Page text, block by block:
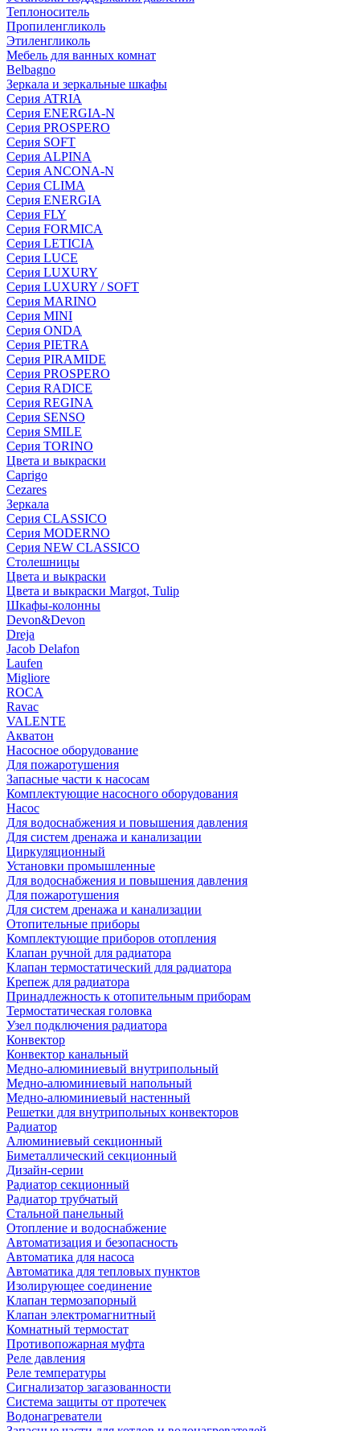
Теплоноситель
Пропиленгликоль
Этиленгликоль
Мебель для ванных комнат
Belbagno
Зеркала и зеркальные шкафы
Серия ATRIA
Серия ENERGIA-N
Серия PROSPERO
Серия SOFT
Серия ALPINA
Серия ANCONA-N
Серия CLIMA
Серия ENERGIA
Серия FLY
Серия FORMICA
Серия LETICIA
Серия LUCE
Серия LUXURY
Серия LUXURY / SOFT
Серия MARINO
Серия MINI
Серия ONDA
Серия PIETRA
Серия PIRAMIDE
Серия PROSPERO
Серия RADICE
Серия REGINA
Серия SENSO
Серия SMILE
Серия TORINO
Цвета и выкраски
Caprigo
Cezares
Зеркала
Серия CLASSICO
Серия MODERNO
Серия NEW CLASSICO
Столешницы
Цвета и выкраски
Цвета и выкраски Margot, Tulip
Шкафы-колонны
Devon&Devon
Dreja
Jacob Delafon
Laufen
Migliore
ROCA
Rаvac
VALENTE
Акватон
Насосное оборудование
Для пожаротушения
Запасные части к насосам
Комплектующие насосного оборудования
Насос
Для водоснабжения и повышения давления
Для систем дренажа и канализации
Циркуляционный
Установки промышленные
Для водоснабжения и повышения давления
Для пожаротушения
Для систем дренажа и канализации
Отопительные приборы
Комплектующие приборов отопления
Клапан ручной для радиатора
Клапан термостатический для радиатора
Крепеж для радиатора
Принадлежность к отопительным приборам
Термостатическая головка
Узел подключения радиатора
Конвектор
Конвектор канальный
Медно-алюминиевый внутрипольный
Медно-алюминиевый напольный
Медно-алюминиевый настенный
Решетки для внутрипольных конвекторов
Радиатор
Алюминиевый секционный
Биметаллический секционный
Дизайн-серии
Радиатор секционный
Радиатор трубчатый
Стальной панельный
Отопление и водоснабжение
Автоматизация и безопасность
Автоматика для насоса
Автоматика для тепловых пунктов
Изолирующее соединение
Клапан термозапорный
Клапан электромагнитный
Комнатный термостат
Противопожарная муфта
Реле давления
Реле температуры
Сигнализатор загазованности
Система защиты от протечек
Водонагреватели